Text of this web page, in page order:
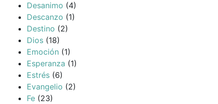
Desanimo (4)
Descanzo (1)
Destino (2)
Dios (18)
Emoción (1)
Esperanza (1)
Estrés (6)
Evangelio (2)
Fe (23)